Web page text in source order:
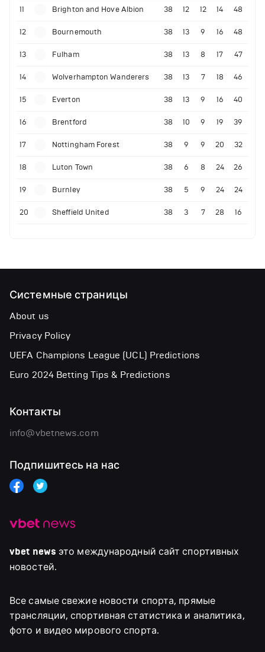
11 Brighton and Hove Albion 38 12 12 14 48
12 Bournemouth 38 13 9 16 48
13 Fulham 38 13 8 17 47
14 Wolverhampton Wanderers 38 13 7 18 46
15 Everton 38 13 9 16 40
16 Brentford 38 10 9 19 39
17 Nottingham Forest 38 9 9 20 32
18 Luton Town 38 6 8 24 26
19 Burnley 38 5 9 24 24
20 Sheffield United 38 3 7 28 16
vbet news это международный сайт спортивных
новостей.
Все самые свежие новости спорта, прямые
трансляции, спортивная статистика и аналитика,
фото и видео мирового спорта.
Системные страницы
About us
Privacy Policy
UEFA Champions League (UCL) Predictions
Euro 2024 Betting Tips & Predictions
Контакты
info@vbetnews.com
Подпишитесь на нас